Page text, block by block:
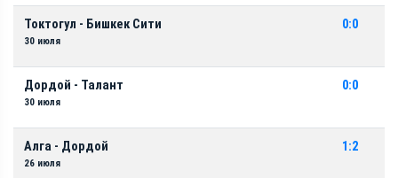
Токтогул - Бишкек Сити
30 июля
0:0
Дордой - Талант
30 июля
0:0
Алга - Дордой
26 июля
1:2